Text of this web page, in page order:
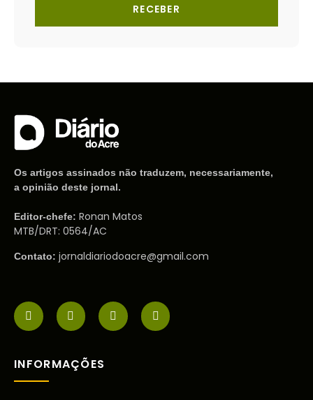
RECEBER
Os artigos assinados não traduzem, necessariamente,
a opinião deste jornal.
Editor-chefe: Ronan Matos
MTB/DRT: 0564/AC
Contato: jornaldiariodoacre@gmail.com
INFORMAÇÕES